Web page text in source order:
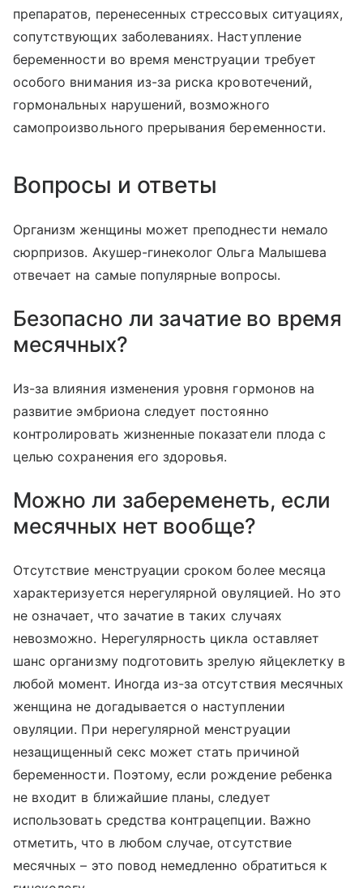
препаратов, перенесенных стрессовых ситуациях,
сопутствующих заболеваниях. Наступление
беременности во время менструации требует
особого внимания из-за риска кровотечений,
гормональных нарушений, возможного
самопроизвольного прерывания беременности.
Вопросы и ответы
Организм женщины может преподнести немало
сюрпризов. Акушер-гинеколог Ольга Малышева
отвечает на самые популярные вопросы.
Безопасно ли зачатие во время
месячных?
Из-за влияния изменения уровня гормонов на
развитие эмбриона следует постоянно
контролировать жизненные показатели плода с
целью сохранения его здоровья.
Можно ли забеременеть, если
месячных нет вообще?
Отсутствие менструации сроком более месяца
характеризуется нерегулярной овуляцией. Но это
не означает, что зачатие в таких случаях
невозможно. Нерегулярность цикла оставляет
шанс организму подготовить зрелую яйцеклетку в
любой момент. Иногда из-за отсутствия месячных
женщина не догадывается о наступлении
овуляции. При нерегулярной менструации
незащищенный секс может стать причиной
беременности. Поэтому, если рождение ребенка
не входит в ближайшие планы, следует
использовать средства контрацепции. Важно
отметить, что в любом случае, отсутствие
месячных – это повод немедленно обратиться к